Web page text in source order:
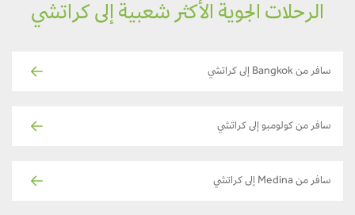
الرحلات الجوية الأكثر شعبية إلى كراتشي
سافر من Bangkok إلى كراتشي
سافر من كولومبو إلى كراتشي
سافر من Medina إلى كراتشي